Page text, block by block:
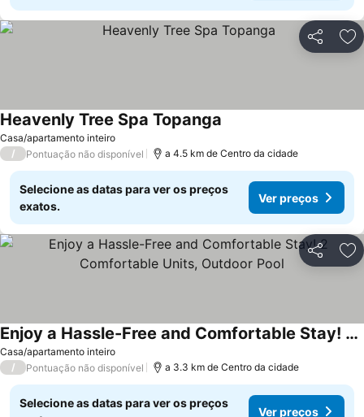
Partilhar
Casa/apartamento inteiro
Heavenly Tree Spa Topanga
/ Pontuação não disponível a 4.5 km de Centro da cidade
Selecione as datas para ver os preços
exatos.
Ver preços
Partilhar
Casa/apartamento inteiro
Enjoy a Hassle-Free and Comfortable Stay! 2 Comfortable Units, Outdoor Pool
Ver preços
/ Pontuação não disponível a 3.3 km de Centro da cidade
Selecione as datas para ver os preços
Ver preços